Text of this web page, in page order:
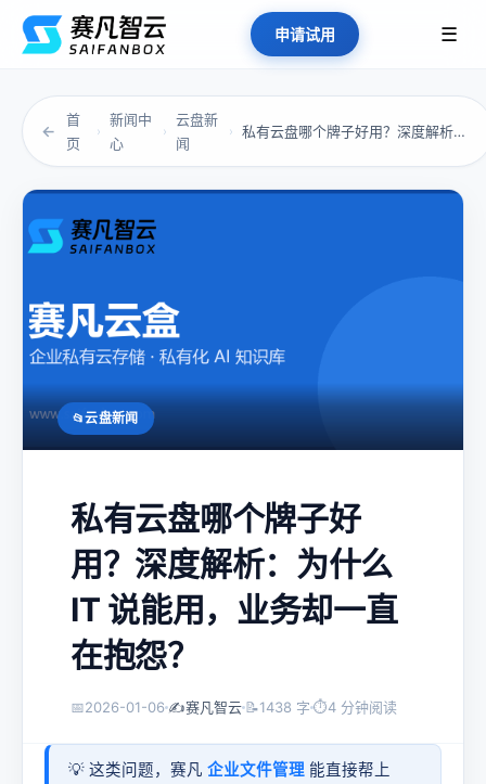
申请试用 ☰
←
首
页
›
新闻中
心
›
云盘新
闻
› 私有云盘哪个牌子好用？深度解析：为什么 IT...
云盘新闻
私有云盘哪个牌子好
用？深度解析：为什么
IT 说能用，业务却一直
在抱怨？
📅2026-01-06 ✍️赛凡智云 📝1438 字 ⏱4 分钟阅读
💡 这类问题，赛凡 企业文件管理 能直接帮上